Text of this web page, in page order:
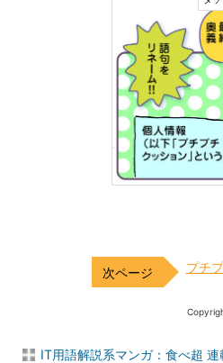
プチ
IT用語解説系マンガ：食べ超 連